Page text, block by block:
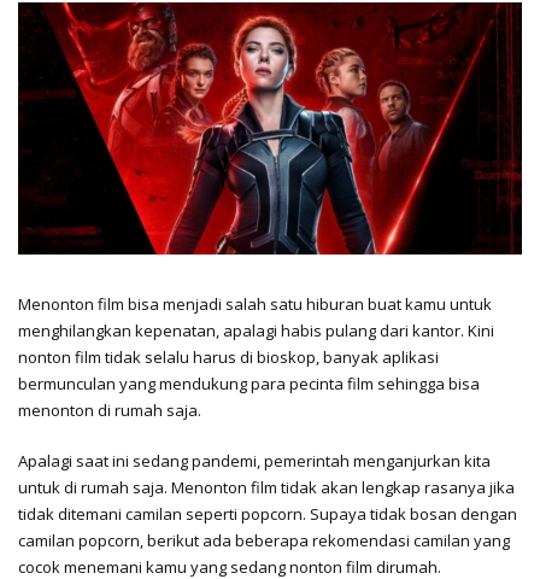
Menonton film bisa menjadi salah satu hiburan buat kamu untuk
menghilangkan kepenatan, apalagi habis pulang dari kantor. Kini
nonton film tidak selalu harus di bioskop, banyak aplikasi
bermunculan yang mendukung para pecinta film sehingga bisa
menonton di rumah saja.
Apalagi saat ini sedang pandemi, pemerintah menganjurkan kita
untuk di rumah saja. Menonton film tidak akan lengkap rasanya jika
tidak ditemani camilan seperti popcorn. Supaya tidak bosan dengan
camilan popcorn, berikut ada beberapa rekomendasi camilan yang
cocok menemani kamu yang sedang nonton film dirumah.